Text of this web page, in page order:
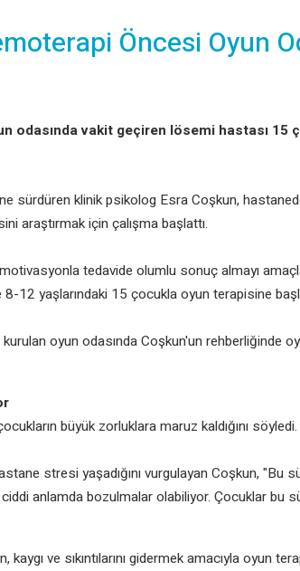
Öncesi Oyun
odasında vakit geçiren lösemi hastası 15
sürdüren klinik psikolog Esra Coşkun,
araştırmak için çalışma başlattı.
tedavide olumlu sonuç almayı
12 yaşlarındaki 15 çocukla oyun terapisine
oyun odasında Coşkun'un rehberliğinde
büyük zorluklara maruz kaldığını söyledi.
stresi yaşadığını vurgulayan Coşkun, "Bu
ciddi anlamda bozulmalar olabiliyor. Çocuklar bu
ve sıkıntılarını gidermek amacıyla oyun